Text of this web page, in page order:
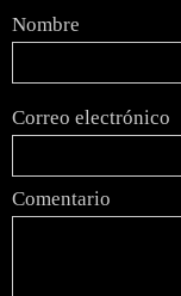
Nombre
Correo electrónico
Comentario